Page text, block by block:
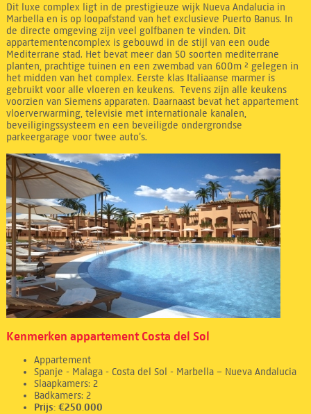
Dit luxe complex ligt in de prestigieuze wijk Nueva Andalucia in
Marbella en is op loopafstand van het exclusieve Puerto Banus. In
de directe omgeving zijn veel golfbanen te vinden. Dit
appartementencomplex is gebouwd in de stijl van een oude
Mediterrane stad. Het bevat meer dan 50 soorten mediterrane
planten, prachtige tuinen en een zwembad van 600m ² gelegen in
het midden van het complex. Eerste klas Italiaanse marmer is
gebruikt voor alle vloeren en keukens. Tevens zijn alle keukens
voorzien van Siemens apparaten. Daarnaast bevat het appartement
vloerverwarming, televisie met internationale kanalen,
beveiligingssysteem en een beveiligde ondergrondse
parkeergarage voor twee auto’s.
Kenmerken appartement Costa del Sol
Appartement
Spanje - Malaga - Costa del Sol - Marbella – Nueva Andalucia
Slaapkamers: 2
Badkamers: 2
Prijs: €250.000